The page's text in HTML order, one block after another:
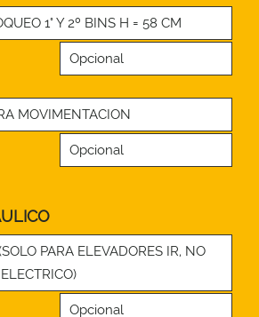
1° Y 2º BINS H = 58 CM
Opcional
MOVIMENTACION
Opcional
PARA ELEVADORES IR, NO
Opcional